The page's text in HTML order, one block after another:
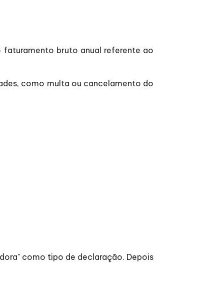
faturamento bruto anual referente ao
como multa ou cancelamento do
como tipo de declaração. Depois